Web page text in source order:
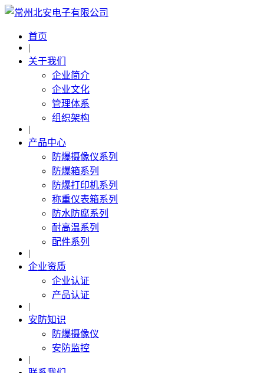
首页
|
关于我们
企业简介
企业文化
管理体系
组织架构
|
产品中心
防爆摄像仪系列
防爆箱系列
防爆打印机系列
称重仪表箱系列
防水防腐系列
耐高温系列
配件系列
|
企业资质
企业认证
产品认证
|
安防知识
防爆摄像仪
安防监控
|